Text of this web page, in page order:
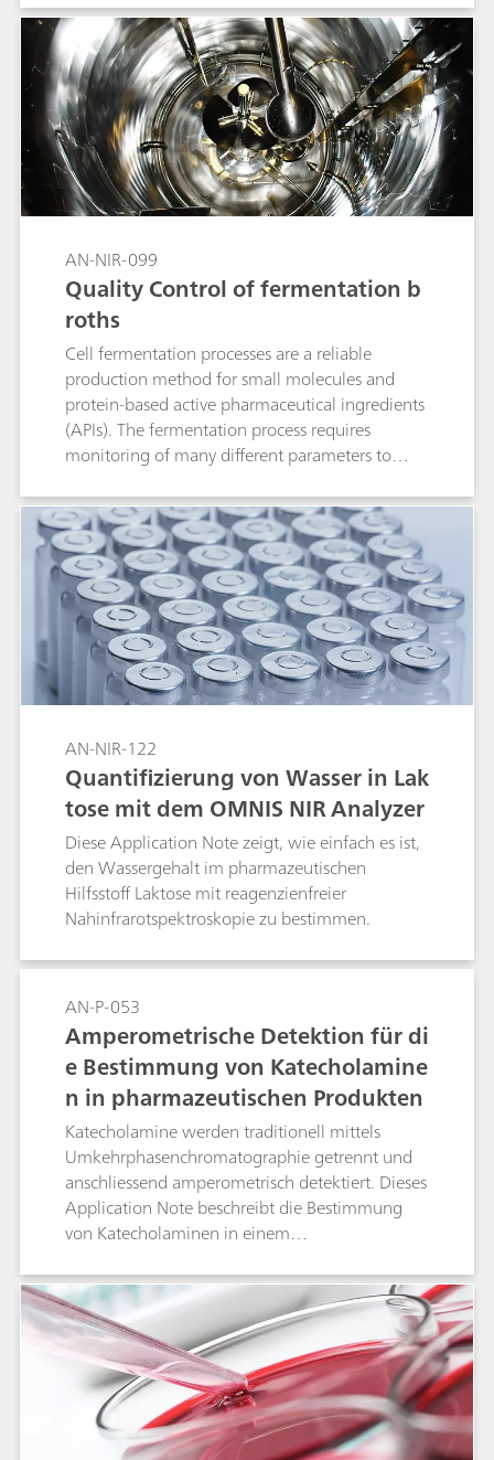
hydroxyl functional groups compared to the
total functional groups accessible in the
molecule. Conventional alcoholysis
determination can take up to six hours per
sample. Compared to the primary method,
analysis with near-infrared spectroscopy (NIRS)
only takes one minute. The following
application note describes the determination of
the degree of alcoholysis by NIRS.
AN-NIR-099
Quality Control of fermentation b
roths
Cell fermentation processes are a reliable
production method for small molecules and
protein-based active pharmaceutical ingredients
(APIs). The fermentation process requires
monitoring of many different parameters to
parameters include pH, bacterial content,
potency, glucose, and concentration of reducing
sugars. Traditional laboratory analysis takes a
significant amount of time and requires different
analytical techniques to monitor these different
quality parameters. Near-infrared spectroscopy
(NIRS) offers a faster and more cost-efficient
alternative to traditional methods for the
determination of critical parameters in
fermentation process.
AN-NIR-122
Quantifizierung von Wasser in Lak
tose mit dem OMNIS NIR Analyzer
Diese Application Note zeigt, wie einfach es ist,
den Wassergehalt im pharmazeutischen
Hilfsstoff Laktose mit reagenzienfreier
Nahinfrarotspektroskopie zu bestimmen.
AN-P-053
Amperometrische Detektion für di
e Bestimmung von Katecholamine
n in pharmazeutischen Produkten
Katecholamine werden traditionell mittels
Umkehrphasenchromatographie getrennt und
anschliessend amperometrisch detektiert. Dieses
Application Note beschreibt die Bestimmung
von Katecholaminen in einem
allergische Reaktionen.